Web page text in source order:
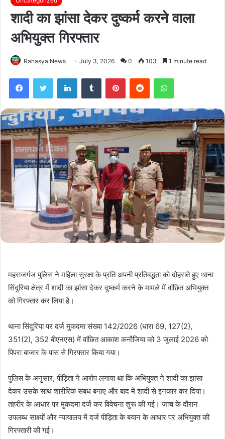
शादी का झांसा देकर दुष्कर्म करने वाला
अभियुक्त गिरफ्तार
Rahasya News July 3, 2026 0 103 1 minute read
FacebookTwitter LinkedInTumblr PinterestReddit WhatsApp
महराजगंज पुलिस ने महिला सुरक्षा के प्रति अपनी प्रतिबद्धता को दोहराते हुए थाना
सिंदुरिया क्षेत्र में शादी का झांसा देकर दुष्कर्म करने के मामले में वांछित अभियुक्त
को गिरफ्तार कर लिया है।
थाना सिंदुरिया पर दर्ज मुकदमा संख्या 142/2026 (धारा 69, 127(2),
351(2), 352 बीएनएस) में वांछित आकाश कनौजिया को 3 जुलाई 2026 को
पिपरा बाजार के पास से गिरफ्तार किया गया।
पुलिस के अनुसार, पीड़िता ने आरोप लगाया था कि अभियुक्त ने शादी का झांसा
देकर उसके साथ शारीरिक संबंध बनाए और बाद में शादी से इनकार कर दिया।
तहरीर के आधार पर मुकदमा दर्ज कर विवेचना शुरू की गई। जांच के दौरान
उपलब्ध साक्ष्यों और न्यायालय में दर्ज पीड़िता के बयान के आधार पर अभियुक्त की
गिरफ्तारी की गई।